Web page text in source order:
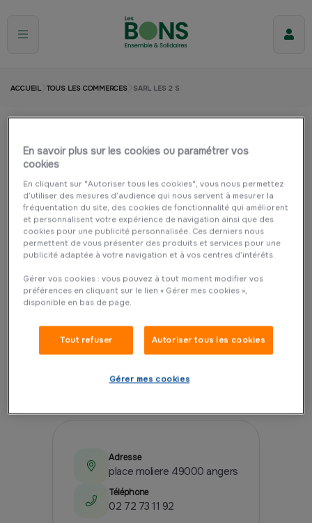
ACCUEIL TOUS LES COMMERCES SARL LES 2 S
sarl les 2 s
ANGERS
Adresse
place moliere 49000 angers
Téléphone
02 72 73 11 92
En savoir plus sur les cookies ou paramétrer vos
cookies
En cliquant sur "Autoriser tous les cookies", vous nous permettez
d’utiliser des mesures d’audience qui nous servent à mesurer la
fréquentation du site, des cookies de fonctionnalité qui améliorent
et personnalisent votre expérience de navigation ainsi que des
cookies pour une publicité personnalisée. Ces derniers nous
permettent de vous présenter des produits et services pour une
publicité adaptée à votre navigation et à vos centres d’intérêts.
Gérer vos cookies : vous pouvez à tout moment modifier vos
préférences en cliquant sur le lien « Gérer mes cookies »,
disponible en bas de page.
Tout refuser Autoriser tous les cookies
Gérer mes cookies